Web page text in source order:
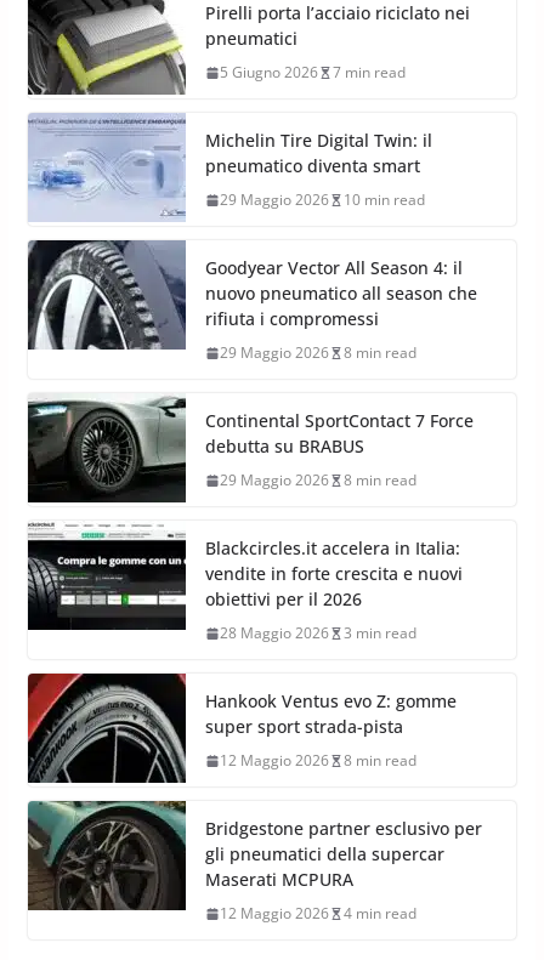
Pirelli porta l’acciaio riciclato nei
pneumatici
5 Giugno 2026 7 min read
Michelin Tire Digital Twin: il
pneumatico diventa smart
29 Maggio 2026 10 min read
Goodyear Vector All Season 4: il
nuovo pneumatico all season che
rifiuta i compromessi
29 Maggio 2026 8 min read
Continental SportContact 7 Force
debutta su BRABUS
29 Maggio 2026 8 min read
Blackcircles.it accelera in Italia:
vendite in forte crescita e nuovi
obiettivi per il 2026
28 Maggio 2026 3 min read
Hankook Ventus evo Z: gomme
super sport strada-pista
12 Maggio 2026 8 min read
Bridgestone partner esclusivo per
gli pneumatici della supercar
Maserati MCPURA
12 Maggio 2026 4 min read